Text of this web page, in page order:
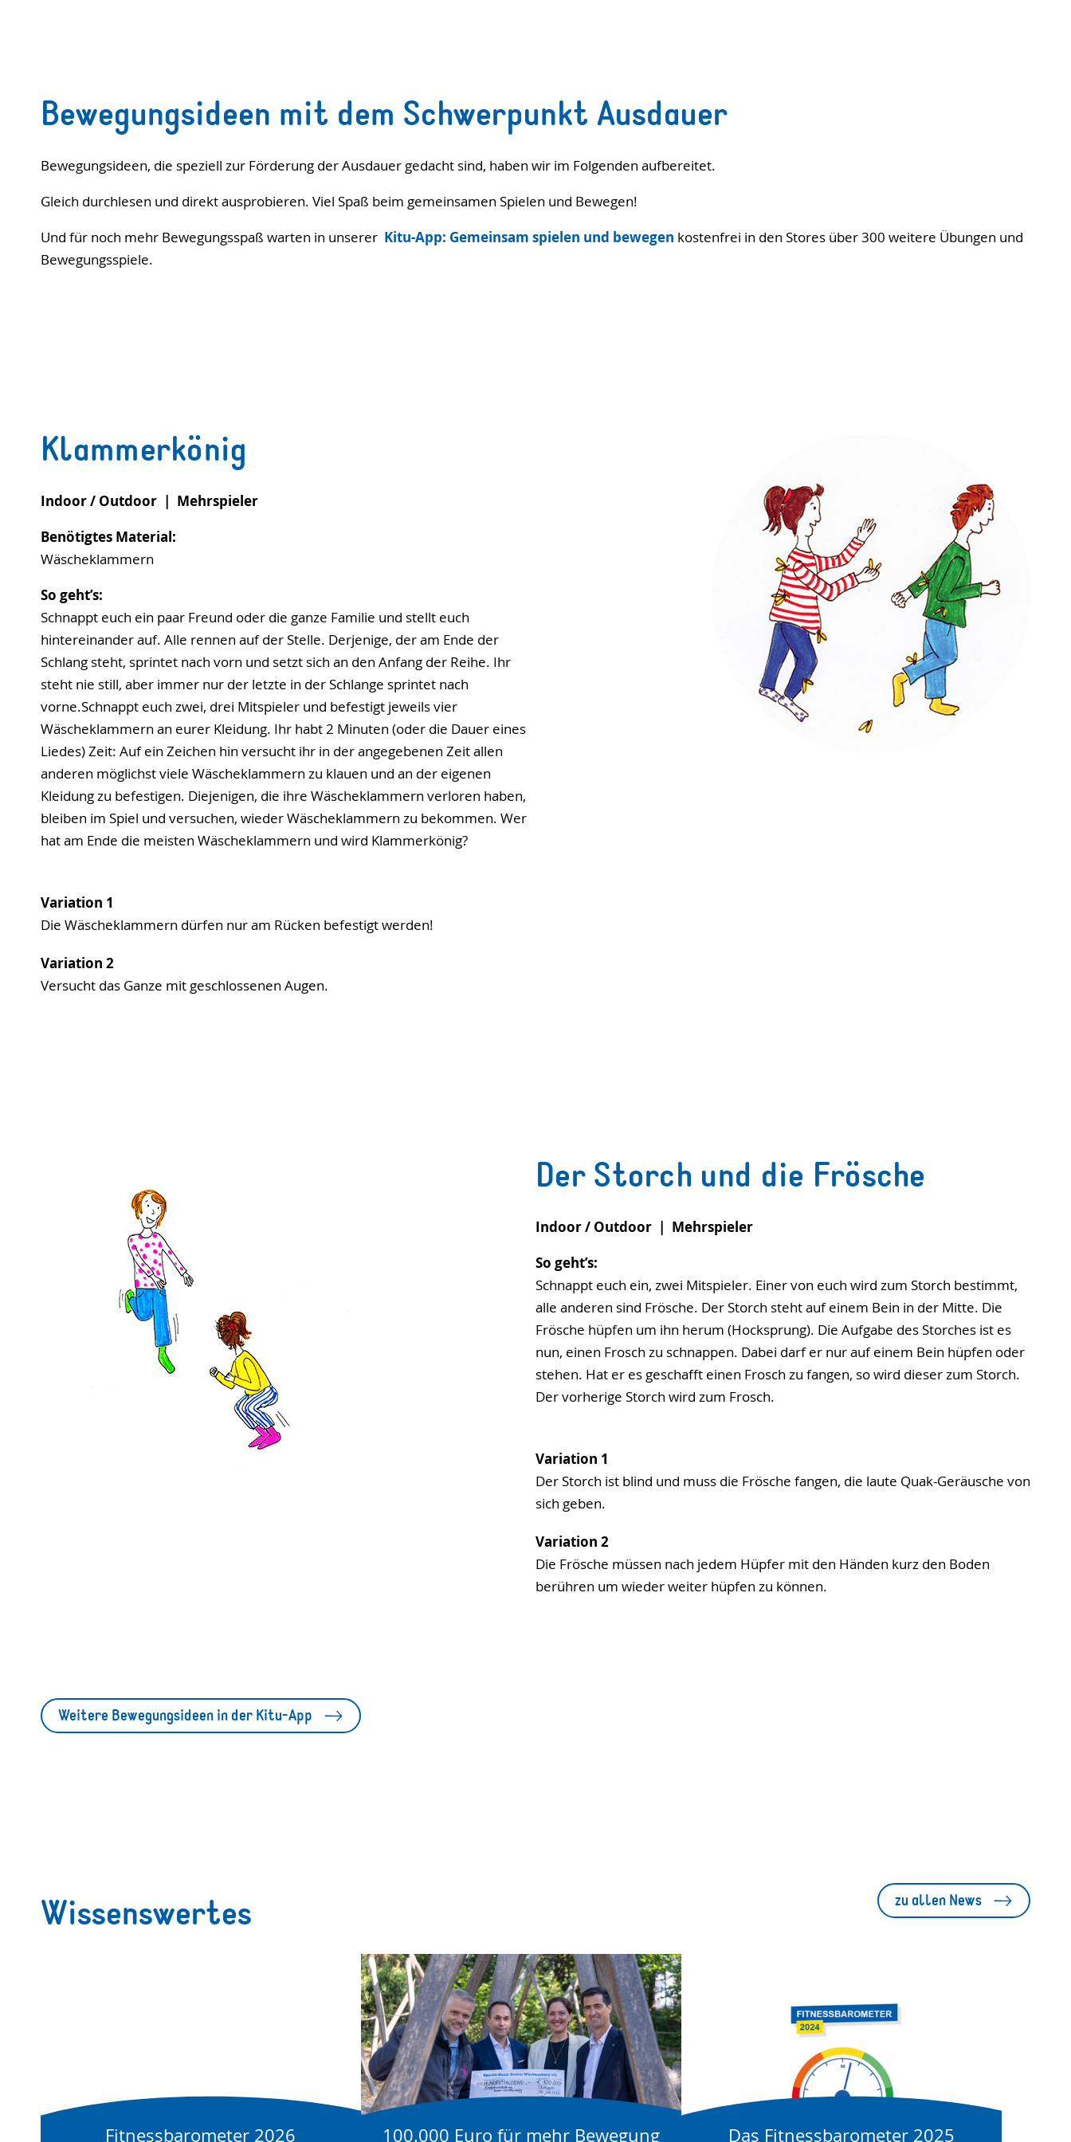
Bewegungsideen mit dem Schwerpunkt Ausdauer
Bewegungsideen, die speziell zur Förderung der Ausdauer gedacht sind, haben wir im Folgenden aufbereitet.
Gleich durchlesen und direkt ausprobieren. Viel Spaß beim gemeinsamen Spielen und Bewegen!
Und für noch mehr Bewegungsspaß warten in unserer Kitu-App: Gemeinsam spielen und bewegen kostenfrei in den Stores über 300 weitere Übungen und
Bewegungsspiele.
Klammerkönig
Indoor / Outdoor | Mehrspieler
Benötigtes Material:
Wäscheklammern
So geht’s:
Schnappt euch ein paar Freund oder die ganze Familie und stellt euch
hintereinander auf. Alle rennen auf der Stelle. Derjenige, der am Ende der
Schlang steht, sprintet nach vorn und setzt sich an den Anfang der Reihe. Ihr
steht nie still, aber immer nur der letzte in der Schlange sprintet nach
vorne.Schnappt euch zwei, drei Mitspieler und befestigt jeweils vier
Wäscheklammern an eurer Kleidung. Ihr habt 2 Minuten (oder die Dauer eines
Liedes) Zeit: Auf ein Zeichen hin versucht ihr in der angegebenen Zeit allen
anderen möglichst viele Wäscheklammern zu klauen und an der eigenen
Kleidung zu befestigen. Diejenigen, die ihre Wäscheklammern verloren haben,
bleiben im Spiel und versuchen, wieder Wäscheklammern zu bekommen. Wer
hat am Ende die meisten Wäscheklammern und wird Klammerkönig?
Variation 1
Die Wäscheklammern dürfen nur am Rücken befestigt werden!
Variation 2
Versucht das Ganze mit geschlossenen Augen.
Der Storch und die Frösche
Indoor / Outdoor | Mehrspieler
So geht’s:
Schnappt euch ein, zwei Mitspieler. Einer von euch wird zum Storch bestimmt,
alle anderen sind Frösche. Der Storch steht auf einem Bein in der Mitte. Die
Frösche hüpfen um ihn herum (Hocksprung). Die Aufgabe des Storches ist es
nun, einen Frosch zu schnappen. Dabei darf er nur auf einem Bein hüpfen oder
stehen. Hat er es geschafft einen Frosch zu fangen, so wird dieser zum Storch.
Der vorherige Storch wird zum Frosch.
Variation 1
Der Storch ist blind und muss die Frösche fangen, die laute Quak-Geräusche von
sich geben.
Variation 2
Die Frösche müssen nach jedem Hüpfer mit den Händen kurz den Boden
berühren um wieder weiter hüpfen zu können.
Weitere Bewegungsideen in der Kitu-App
Wissenswertes zu allen News
Fitnessbarometer 2026 100.000 Euro für mehr Bewegung Das Fitnessbarometer 2025